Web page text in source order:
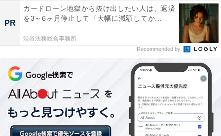
「果物が魅力的」だと思う都道府県ランキン
グ！ 2位「青森県」、1位は？
1
PR
カードローン地獄から抜け出したい人は、返済
を3～6ヶ月停止して『大幅に減額してか...
渋谷法務総合事務所
Recommended by